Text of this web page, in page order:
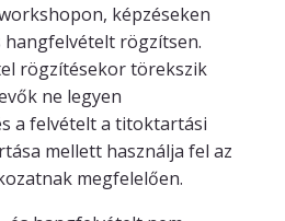
képzéseken
hangfelvételt rögzítsen.
rögzítésekor törekszik
ne legyen
a felvételt a titoktartási
mellett használja fel az
megfelelően.